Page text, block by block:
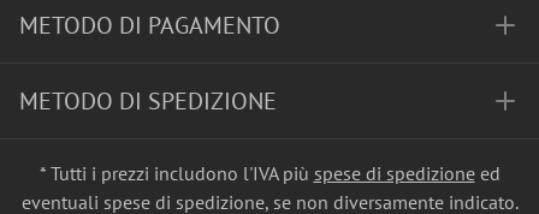
METODO DI PAGAMENTO
METODO DI SPEDIZIONE
* Tutti i prezzi includono l'IVA più spese di spedizioneed
eventuali spese di spedizione, se non diversamente indicato.